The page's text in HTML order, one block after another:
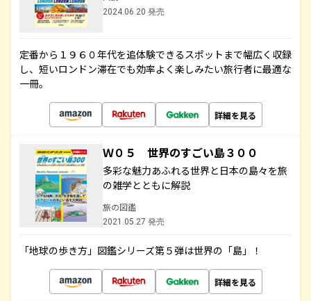
2024.06.20 発売
定番から１９６０年代を追体験できるスポットまで幅広く収録
し、短いロンドン滞在でも効率よく楽しみたい旅行者に最適な
一冊。
詳細を見る
Ｗ０５ 世界のすごい島３００
多彩な魅力あふれる世界と日本の島々を旅
の雑学とともに解説
旅の図鑑
2021.05.27 発売
「地球の歩き方」図鑑シリーズ第５弾は世界の「島」！
詳細を見る